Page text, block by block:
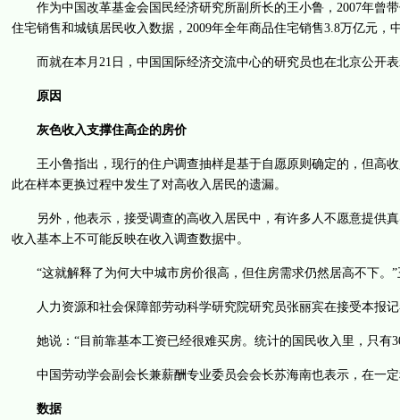
作为中国改革基金会国民经济研究所副所长的王小鲁，2007年曾
住宅销售和城镇居民收入数据，2009年全年商品住宅销售3.8万亿元，
而就在本月21日，中国国际经济交流中心的研究员也在北京公开表
原因
灰色收入支撑住高企的房价
王小鲁指出，现行的住户调查抽样是基于自愿原则确定的，但高收
此在样本更换过程中发生了对高收入居民的遗漏。
另外，他表示，接受调查的高收入居民中，有许多人不愿意提供真
收入基本上不可能反映在收入调查数据中。
“这就解释了为何大中城市房价很高，但住房需求仍然居高不下。”
人力资源和社会保障部劳动科学研究院研究员张丽宾在接受本报记
她说：“目前靠基本工资已经很难买房。统计的国民收入里，只有
中国劳动学会副会长兼薪酬专业委员会会长苏海南也表示，在一定
数据